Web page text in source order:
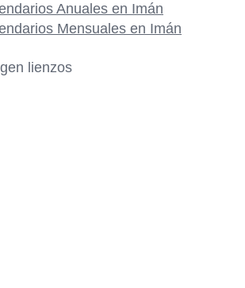
Anuales en Imán
Mensuales en Imán
lienzos